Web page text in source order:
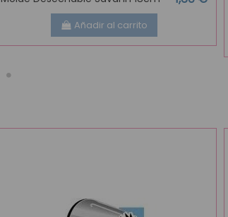
Añadir al carrito